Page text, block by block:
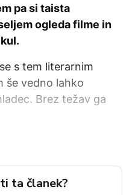
pa si taista
ogleda filme in
s tem literarnim
še vedno lahko
Brez težav ga
ta članek?